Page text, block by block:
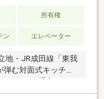
所有権
ン エレベーター
地・JR成田線「東我
む対面式キッチ
室乾燥機付・不在時